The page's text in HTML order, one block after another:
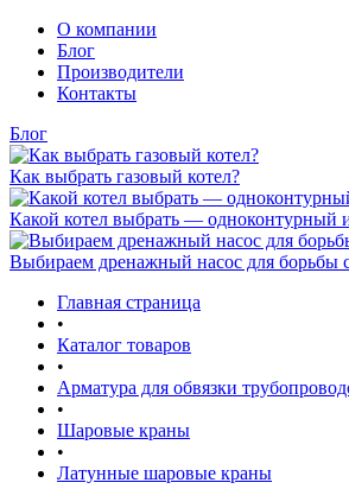
О компании
Блог
Производители
Контакты
Блог
Как выбрать газовый котел?
Какой котел выбрать — одноконтурный
Выбираем дренажный насос для борьбы
Главная страница
•
Каталог товаров
•
Арматура для обвязки
•
Шаровые краны
•
Латунные шаровые краны